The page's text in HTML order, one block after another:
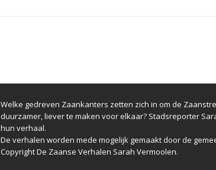
Welke gedreven Zaankanters zetten zich in om de
duurzamer, liever te maken voor elkaar? Stadsreporter
hun verhaal.
De verhalen worden mede mogelijk gemaakt door de
Copyright De Zaanse Verhalen Sarah Vermoolen.